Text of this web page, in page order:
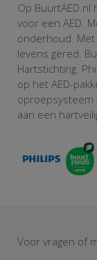
Op BuurtAED.nl
voor een AED.
onderhoud. Met
levens gered.
Hartstichting.
op het AED-
oproepsysteem
aan een
Voor vragen of